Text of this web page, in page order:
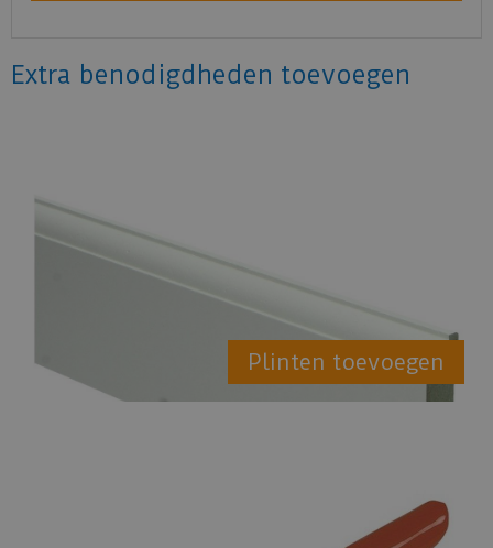
Extra benodigdheden toevoegen
Plinten toevoegen